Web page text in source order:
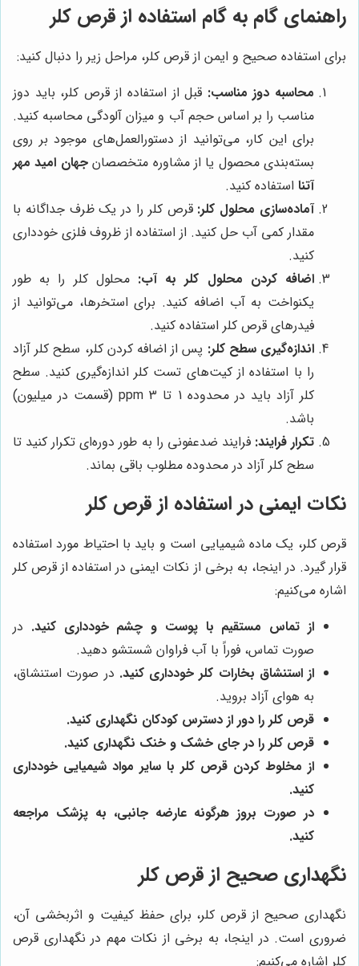
راهنمای گام به گام استفاده از قرص کلر
برای استفاده صحیح و ایمن از قرص کلر، مراحل زیر را دنبال کنید:
محاسبه دوز مناسب: قبل از استفاده از قرص کلر، باید دوز
مناسب را بر اساس حجم آب و میزان آلودگی محاسبه کنید.
برای این کار، می‌توانید از دستورالعمل‌های موجود بر روی
بسته‌بندی محصول یا از مشاوره متخصصانجهان امید مهر
آتنا استفاده کنید.
آماده‌سازی محلول کلر: قرص کلر را در یک ظرف جداگانه با
مقدار کمی آب حل کنید. از استفاده از ظروف فلزی خودداری
کنید.
اضافه کردن محلول کلر به آب: محلول کلر را به طور
یکنواخت به آب اضافه کنید. برای استخرها، می‌توانید از
فیدرهای قرص کلر استفاده کنید.
اندازه‌گیری سطح کلر: پس از اضافه کردن کلر، سطح کلر آزاد
را با استفاده از کیت‌های تست کلر اندازه‌گیری کنید. سطح
کلر آزاد باید در محدوده 1 تا 3 ppm (قسمت در میلیون)
باشد.
تکرار فرایند: فرایند ضدعفونی را به طور دوره‌ای تکرار کنید تا
سطح کلر آزاد در محدوده مطلوب باقی بماند.
نکات ایمنی در استفاده از قرص کلر
قرص کلر، یک ماده شیمیایی است و باید با احتیاط مورد استفاده
قرار گیرد. در اینجا، به برخی از نکات ایمنی در استفاده از قرص کلر
اشاره می‌کنیم:
از تماس مستقیم با پوست و چشم خودداری کنید. در
صورت تماس، فوراً با آب فراوان شستشو دهید.
از استنشاق بخارات کلر خودداری کنید. در صورت استنشاق،
به هوای آزاد بروید.
قرص کلر را دور از دسترس کودکان نگهداری کنید.
قرص کلر را در جای خشک و خنک نگهداری کنید.
از مخلوط کردن قرص کلر با سایر مواد شیمیایی خودداری
کنید.
در صورت بروز هرگونه عارضه جانبی، به پزشک مراجعه
کنید.
نگهداری صحیح از قرص کلر
نگهداری صحیح از قرص کلر، برای حفظ کیفیت و اثربخشی آن،
ضروری است. در اینجا، به برخی از نکات مهم در نگهداری قرص
کلر اشاره می‌کنیم: